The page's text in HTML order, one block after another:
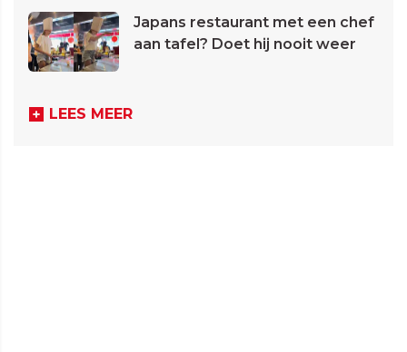
Japans restaurant met een chef
aan tafel? Doet hij nooit weer
LEES MEER